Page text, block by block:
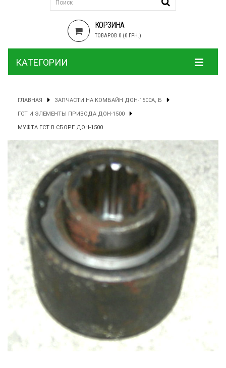
КОРЗИНА
ТОВАРОВ 0 (0 ГРН.)
КАТЕГОРИИ
ГЛАВНАЯ ЗАПЧАСТИ НА КОМБАЙН ДОН-1500А, Б
ГСТ И ЭЛЕМЕНТЫ ПРИВОДА ДОН-1500
МУФТА ГСТ В СБОРЕ ДОН-1500